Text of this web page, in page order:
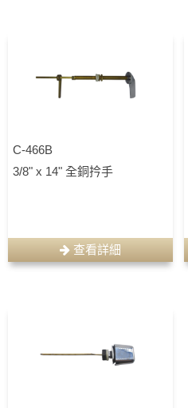
C-466B
3/8" x 14" 全銅扲手
查看詳細